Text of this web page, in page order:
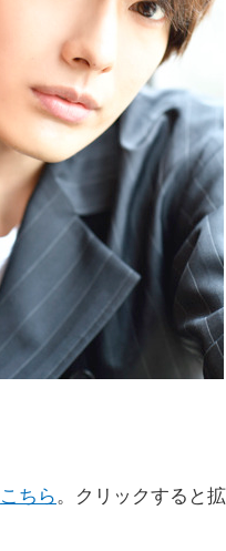
こちら 。クリックすると